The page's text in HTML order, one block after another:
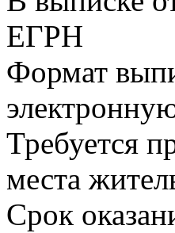
ЕГРН
Формат
Требуется
места
Срок